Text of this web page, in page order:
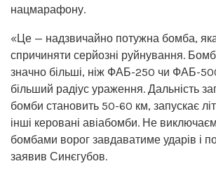
нацмарафону.
«Це — надзвичайно потужна бомба,
спричиняти серйозні руйнування.
значно більші, ніж ФАБ-250 чи ФАБ-
більший радіус ураження. Дальність
бомби становить 50-60 км, запускає
інші керовані авіабомби. Не
бомбами ворог завдаватиме ударів і
заявив Синєгубов.